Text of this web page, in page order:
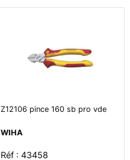
Z12106 pince 160 sb pro vde
WIHA
Réf : 43458